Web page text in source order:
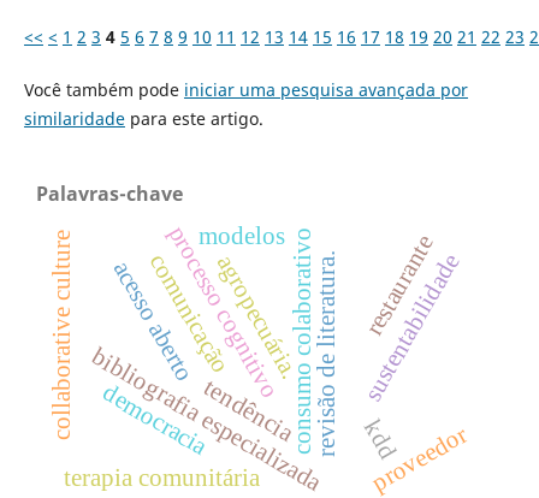
<< < 1 2 3 4 5 6 7 8 9 10 11 12 13 14 15 16 17 18 19 20 21 22 23
Você também pode iniciar uma pesquisa avançada por
similaridadepara este artigo.
Palavras-chave
processo cognitivoconsumo colaborativo
bibliografia especializada kdd
terapia comunitária
sustentabilidade
tendência
democracia revisão de literatura.
acesso aberto
modelos
agropecuária.
comunicação
proveedor
restaurante
collaborative culture